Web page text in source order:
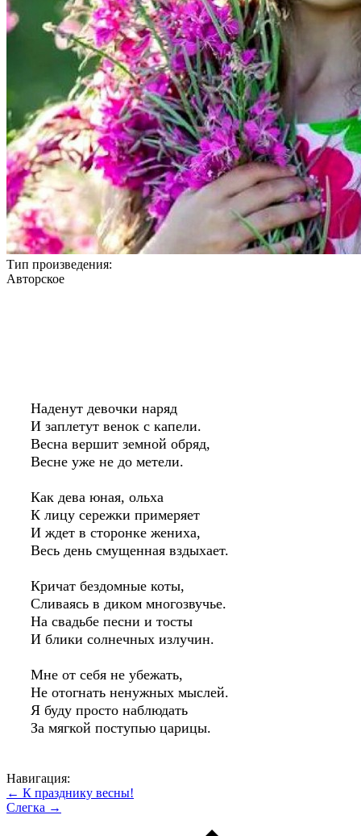
Тип произведения:
Авторское
Наденут девочки наряд
И заплетут венок с капели.
Весна вершит земной обряд,
Весне уже не до метели.
Как дева юная, ольха
К лицу сережки примеряет
И ждет в сторонке жениха,
Весь день смущенная вздыхает.
Кричат бездомные коты,
Сливаясь в диком многозвучье.
На свадьбе песни и тосты
И блики солнечных излучин.
Мне от себя не убежать,
Не отогнать ненужных мыслей.
Я буду просто наблюдать
За мягкой поступью царицы.
Навигация:
← К празднику весны!
Слегка →